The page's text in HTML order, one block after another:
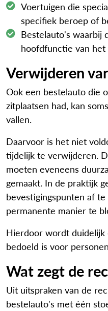
Voertuigen die
specifiek beroep of
Bestelauto's waarbij
hoofdfunctie van
Verwijderen
Ook een bestelauto die
zitplaatsen had, kan
vallen.
Daarvoor is het niet
tijdelijk te verwijderen.
moeten eveneens
gemaakt. In de praktijk
bevestigingspunten af
permanente manier te
Hierdoor wordt
bedoeld is voor
Wat zegt de
Uit uitspraken van de
bestelauto's met één